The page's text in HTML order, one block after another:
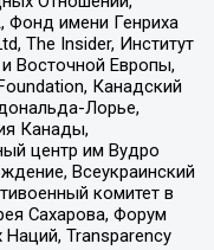
имени Генриха
The Insider, Институт
Восточной Европы,
Канадский
Лорье,
Канады,
центр им Вудро
Всеукраинский
комитет в
Сахарова, Форум
Transparеncy